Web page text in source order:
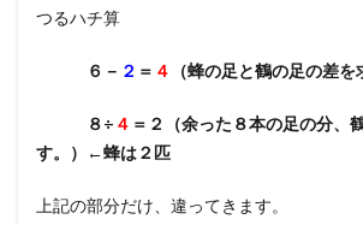
つるハチ算
６－ ２ ＝ ４ （蜂の足と鶴の足の差を
８÷ ４ ＝２（余った８本の足の分、
す。）←蜂は２匹
上記の部分だけ、違ってきます。